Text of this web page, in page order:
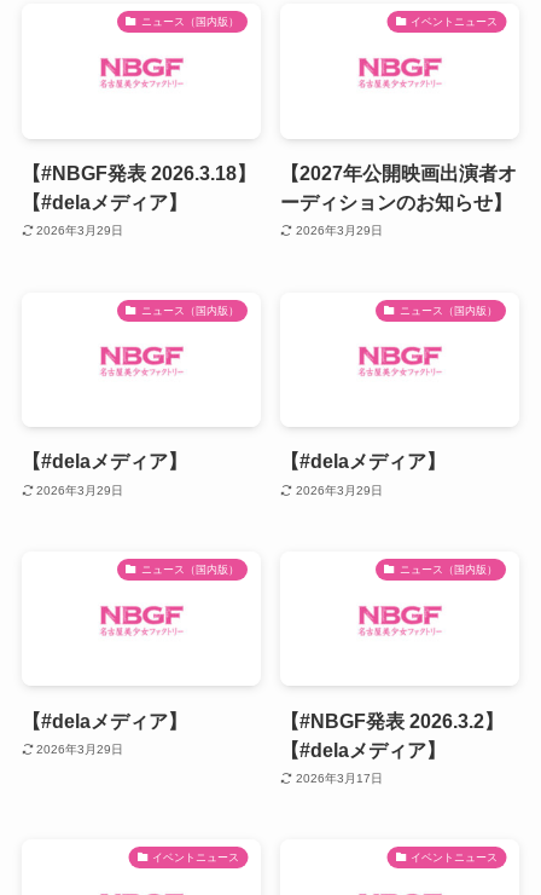
ニュース（国内版）
【#NBGF発表 2026.3.18】
【#delaメディア】
2026年3月29日
イベントニュース
【2027年公開映画出演者オ
ーディションのお知らせ】
2026年3月29日
ニュース（国内版）
【#delaメディア】
2026年3月29日
ニュース（国内版）
【#delaメディア】
2026年3月29日
ニュース（国内版）
【#delaメディア】
2026年3月29日
ニュース（国内版）
【#NBGF発表 2026.3.2】
【#delaメディア】
2026年3月17日
イベントニュース イベントニュース